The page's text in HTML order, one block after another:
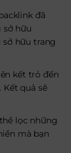
đã
hữu
hữu trang
kết trỏ đến
quả sẽ
lọc những
mà bạn